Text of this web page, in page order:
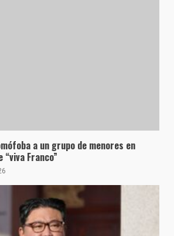
a un grupo de menores en
Franco”